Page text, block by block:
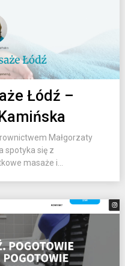
Łódź –
Małgorzaty
spotyka się z
masaże i...